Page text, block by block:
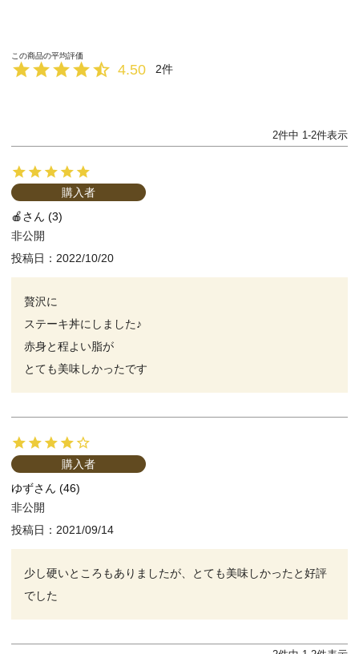
4.50 2
2件中 1-2件表示
🍎 3
購入者
非公開
投稿日
2022/10/20
贅沢に
ステーキ丼にしました♪
赤身と程よい脂が
ゆず 46
購入者
非公開
投稿日
2021/09/14
少し硬いところもありましたが、とても美味しかったと好評
でした